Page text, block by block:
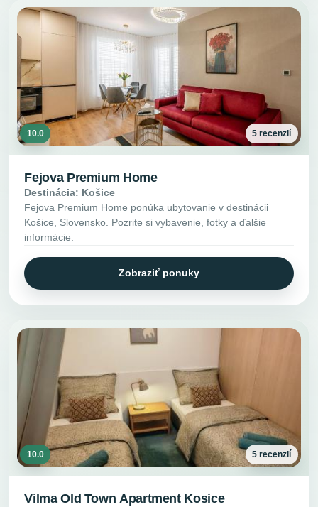
10.0 5 recenzií
Fejova Premium Home
Destinácia: Košice
Fejova Premium Home ponúka ubytovanie v destinácii
Košice, Slovensko. Pozrite si vybavenie, fotky a ďalšie
informácie.
Zobraziť ponuky
10.0 5 recenzií
Vilma Old Town Apartment Kosice